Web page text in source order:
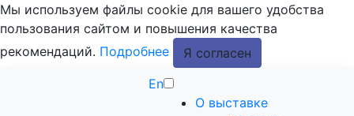
Мы используем файлы cookie для вашего удобства
пользования сайтом и повышения качества
рекомендаций. Подробнее
Я согласен
En
О выставке